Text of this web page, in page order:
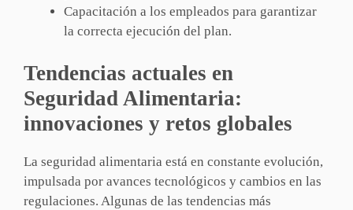
Capacitación a los empleados para garantizar
la correcta ejecución del plan.
Tendencias actuales en
Seguridad Alimentaria:
innovaciones y retos globales
La seguridad alimentaria está en constante evolución,
impulsada por avances tecnológicos y cambios en las
regulaciones. Algunas de las tendencias más